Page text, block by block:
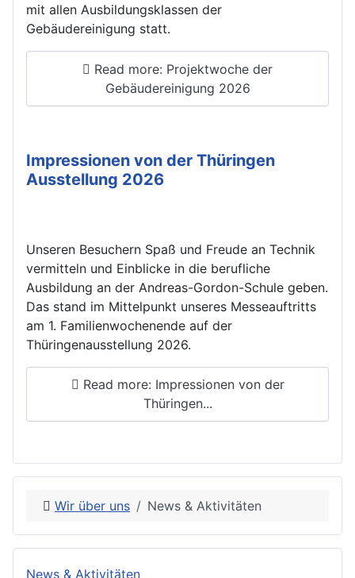
mit allen Ausbildungsklassen der
Gebäudereinigung statt.
Read more: Projektwoche der
Gebäudereinigung 2026
Impressionen von der Thüringen
Ausstellung 2026
Unseren Besuchern Spaß und Freude an Technik
vermitteln und Einblicke in die berufliche
Ausbildung an der Andreas-Gordon-Schule geben.
Das stand im Mittelpunkt unseres Messeauftritts
am 1. Familienwochenende auf der
Thüringenausstellung 2026.
Read more: Impressionen von der
Thüringen...
Wir über uns News & Aktivitäten
News & Aktivitäten